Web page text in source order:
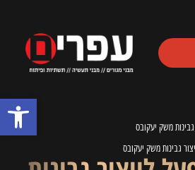
פתח
משק יעקובס
גבינות משק יעקובס